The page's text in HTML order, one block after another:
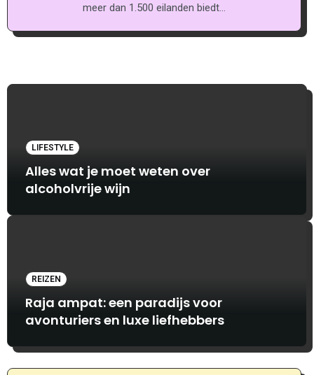
meer dan 1.500 eilanden biedt…
LIFESTYLE
Alles wat je moet weten over
alcoholvrije wijn
REIZEN
Raja ampat: een paradijs voor
avonturiers en luxe liefhebbers